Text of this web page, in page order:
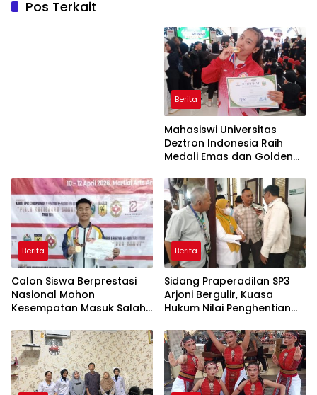
Pos Terkait
Berita
Mahasiswi Universitas
Deztron Indonesia Raih
Medali Emas dan Golden
Berita
Calon Siswa Berprestasi
Nasional Mohon
Kesempatan Masuk Salah
Berita
Sidang Praperadilan SP3
Arjoni Bergulir, Kuasa
Hukum Nilai Penghentian